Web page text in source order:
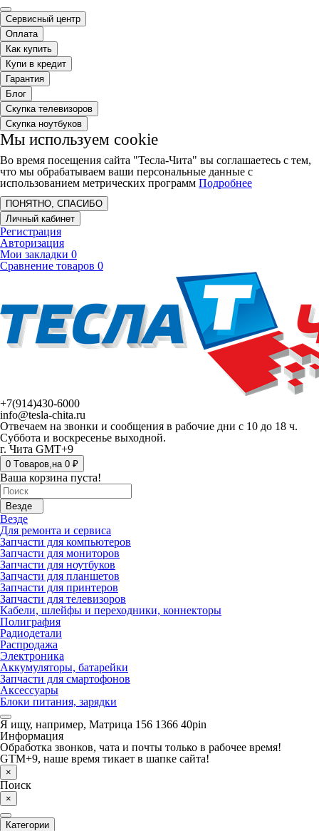
Сервисный центр
Оплата
Как купить
Купи в кредит
Гарантия
Блог
Скупка телевизоров
Скупка ноутбуков
Мы используем cookie
Во время посещения сайта "Тесла-Чита" вы соглашаетесь с тем,
что мы обрабатываем ваши персональные данные с
использованием метрических программ Подробнее
ПОНЯТНО, СПАСИБО
Личный кабинет
Регистрация
Авторизация
Мои закладки 0
Сравнение товаров 0
+7(914)430-6000
info@tesla-chita.ru
Отвечаем на звонки и сообщения в рабочие дни с 10 до 18 ч.
Суббота и воскресенье выходной.
г. Чита GMT+9
0 Tоваров,на 0 ₽
Ваша корзина пуста!
Везде
Везде
Для ремонта и сервиса
Запчасти для компьютеров
Запчасти для мониторов
Запчасти для ноутбуков
Запчасти для планшетов
Запчасти для принтеров
Запчасти для телевизоров
Кабели, шлейфы и переходники, коннекторы
Полиграфия
Радиодетали
Распродажа
Электроника
Аккумуляторы, батарейки
Запчасти для смартофонов
Аксессуары
Блоки питания, зарядки
Я ищу, например, Матрица 156 1366 40pin
Информация
Обработка звонков, чата и почты только в рабочее время!
GTM+9, наше время тикает в шапке сайта!
×
Поиск
×
Категории